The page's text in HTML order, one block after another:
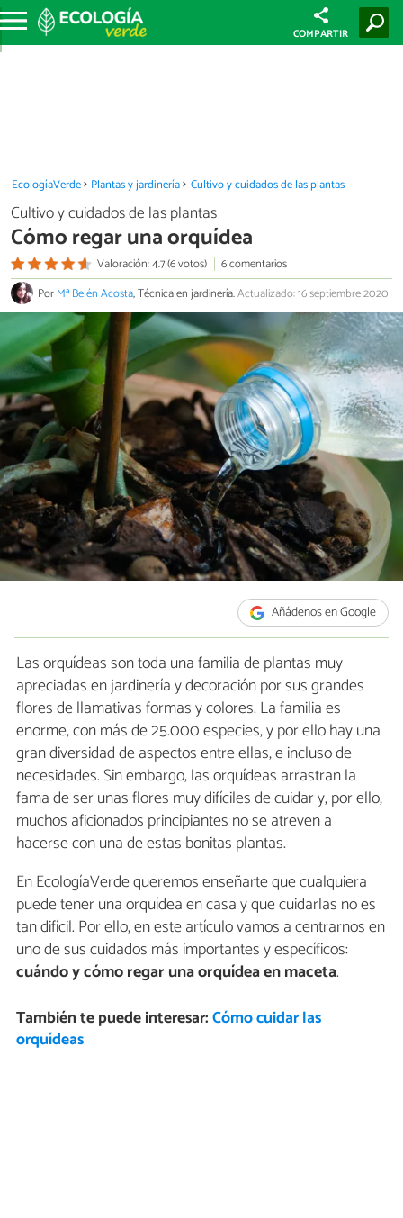
COMPARTIR
EcologíaVerde Plantas y jardinería Cultivo y cuidados de las plantas
Cultivo y cuidados de las plantas
Cómo regar una orquídea
Valoración: 4.7 (6 votos)
6 comentarios
PorMª Belén Acosta, Técnica en jardinería.Actualizado: 16 septiembre 2020
Añádenos en Google
Las orquídeas son toda una familia de plantas muy
apreciadas en jardinería y decoración por sus grandes
flores de llamativas formas y colores. La familia es
enorme, con más de 25.000 especies, y por ello hay una
gran diversidad de aspectos entre ellas, e incluso de
necesidades. Sin embargo, las orquídeas arrastran la
fama de ser unas flores muy difíciles de cuidar y, por ello,
muchos aficionados principiantes no se atreven a
hacerse con una de estas bonitas plantas.
En EcologíaVerde queremos enseñarte que cualquiera
puede tener una orquídea en casa y que cuidarlas no es
tan difícil. Por ello, en este artículo vamos a centrarnos en
uno de sus cuidados más importantes y específicos:
cuándo y cómo regar una orquídea en maceta.
También te puede interesar:Cómo cuidar las
orquídeas